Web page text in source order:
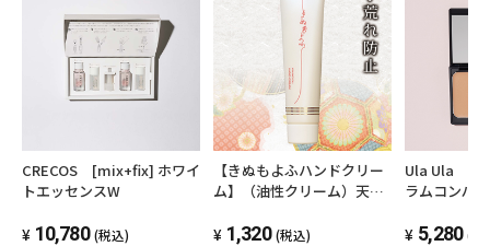
CRECOS [mix+fix] ホワイ
トエッセンスW
10,780 (税込)
【きぬもよふハンドクリー
ム】（油性クリーム）天然
1,320 (税込)
Ula Ula ブ
ラムコンパ
5,280 (税